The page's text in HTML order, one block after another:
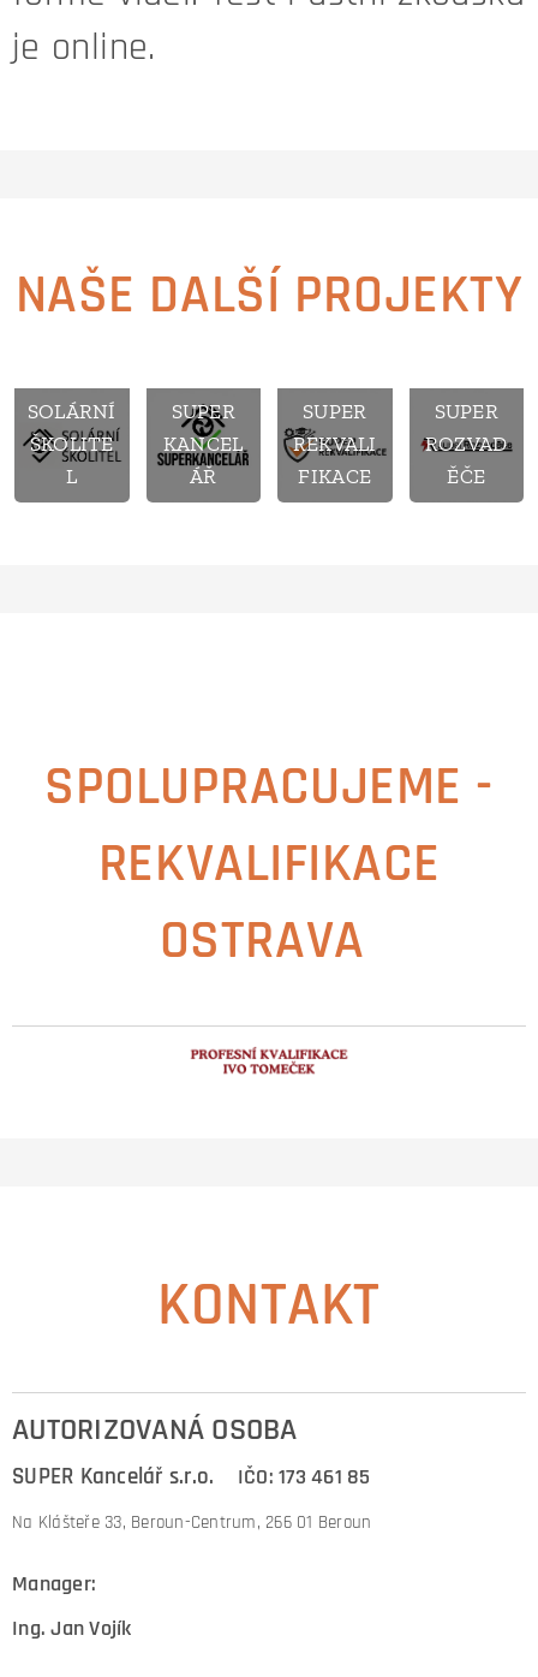
je online.
NAŠE DALŠÍ PROJEKTY
SOLÁRNÍ
ŠKOLITE
L
SUPER
KANCEL
ÁŘ
SUPER
REKVALI
FIKACE
SUPER
ROZVAD
ĚČE
SPOLUPRACUJEME -
REKVALIFIKACE
OSTRAVA
KONTAKT
AUTORIZOVANÁ OSOBA
SUPER Kancelář s.r.o. IČO: 173 461 85
Na Klášteře 33, Beroun-Centrum, 266 01 Beroun
Manager:
Ing. Jan Vojík